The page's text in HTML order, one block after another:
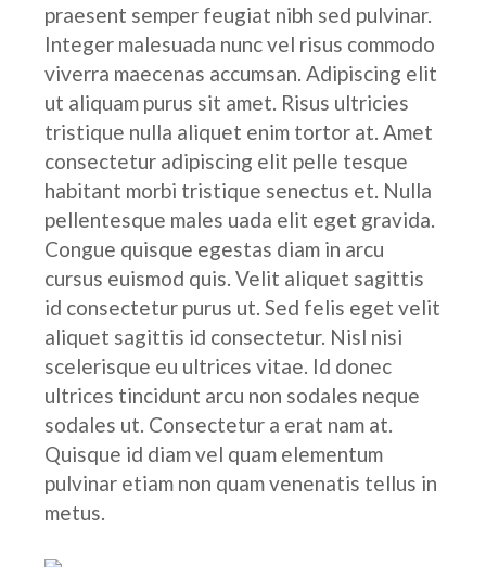
praesent semper feugiat nibh sed pulvinar.
Integer malesuada nunc vel risus commodo
viverra maecenas accumsan. Adipiscing elit
ut aliquam purus sit amet. Risus ultricies
tristique nulla aliquet enim tortor at. Amet
consectetur adipiscing elit pelle tesque
habitant morbi tristique senectus et. Nulla
pellentesque males uada elit eget gravida.
Congue quisque egestas diam in arcu
cursus euismod quis. Velit aliquet sagittis
id consectetur purus ut. Sed felis eget velit
aliquet sagittis id consectetur. Nisl nisi
scelerisque eu ultrices vitae. Id donec
ultrices tincidunt arcu non sodales neque
sodales ut. Consectetur a erat nam at.
Quisque id diam vel quam elementum
pulvinar etiam non quam venenatis tellus in
metus.